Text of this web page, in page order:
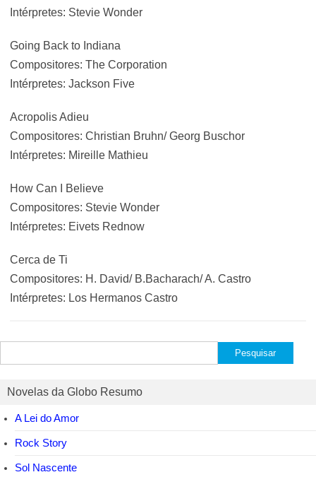
Intérpretes: Stevie Wonder
Going Back to Indiana
Compositores: The Corporation
Intérpretes: Jackson Five
Acropolis Adieu
Compositores: Christian Bruhn/ Georg Buschor
Intérpretes: Mireille Mathieu
How Can I Believe
Compositores: Stevie Wonder
Intérpretes: Eivets Rednow
Cerca de Ti
Compositores: H. David/ B.Bacharach/ A. Castro
Intérpretes: Los Hermanos Castro
por:
Novelas da Globo Resumo
A Lei do Amor
Rock Story
Sol Nascente